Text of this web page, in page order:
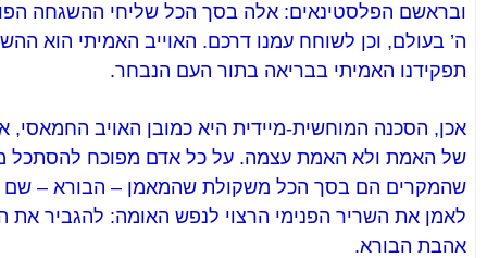
ובראשם הפלסטינאים: אלה בסך הכל שליחי ההשגחה
ה’ בעולם, וכן לשוחח עמנו דרכם. האוייב האמיתי הוא
תפקידנו האמיתי בבריאה בתור העם הנבחר.
אכן, הסכנה המוחשית-מיידית היא כמובן האויב החמאסי,
של האמת ולא האמת עצמה. על כל אדם מפוכח להסתכל
שהמקרים הם בסך הכל משקולת שהמאמן – הבורא – שם
לאמן את השריר הפנימי הרצוי לנפש האומה: להגביר את
אהבת הבורא.